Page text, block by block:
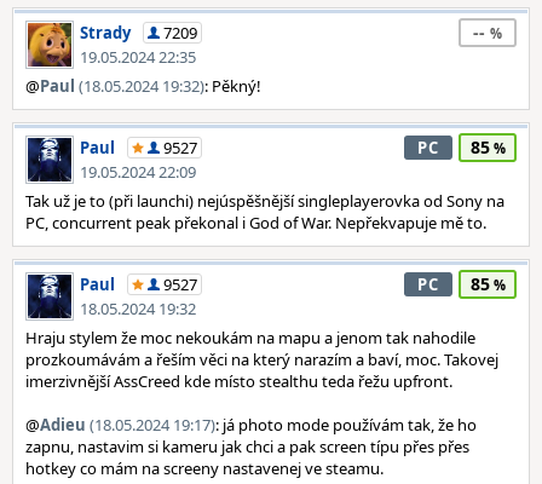
Strady
7209
19.05.2024 22:35
--
@Paul (18.05.2024 19:32): Pěkný!
Paul
9527
19.05.2024 22:09
PC 85
Tak už je to (při launchi) nejúspěšnější singleplayerovka od Sony na
PC, concurrent peak překonal i God of War. Nepřekvapuje mě to.
Paul
9527
18.05.2024 19:32
PC 85
Hraju stylem že moc nekoukám na mapu a jenom tak nahodile
prozkoumávám a řeším věci na který narazím a baví, moc. Takovej
imerzivnější AssCreed kde místo stealthu teda řežu upfront.
@Adieu (18.05.2024 19:17): já photo mode používám tak, že ho
zapnu, nastavim si kameru jak chci a pak screen típu přes přes
hotkey co mám na screeny nastavenej ve steamu.